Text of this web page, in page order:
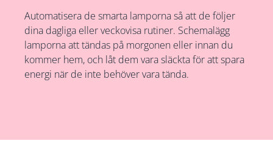
Automatisera de smarta lamporna så att de följer
dina dagliga eller veckovisa rutiner. Schemalägg
lamporna att tändas på morgonen eller innan du
kommer hem, och låt dem vara släckta för att spara
energi när de inte behöver vara tända.